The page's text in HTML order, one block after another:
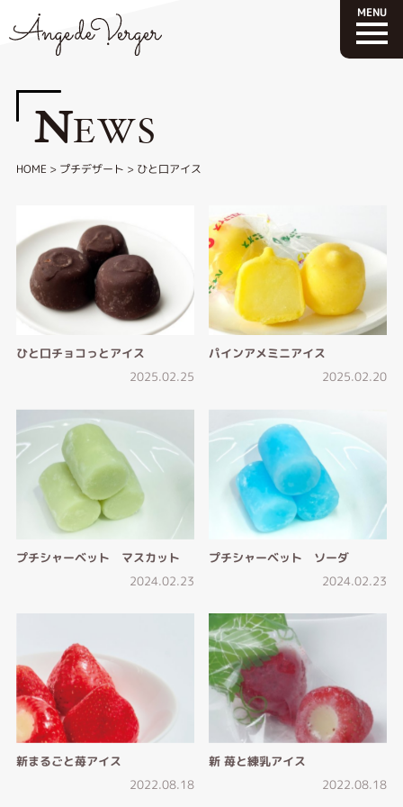
NEWS
HOME > プチデザート > ひと口アイス
ひと口チョコっとアイス
2025.02.25
パインアメミニアイス
2025.02.20
プチシャーベット マスカット
2024.02.23
プチシャーベット ソーダ
2024.02.23
新まるごと苺アイス
2022.08.18
新 苺と練乳アイス
2022.08.18